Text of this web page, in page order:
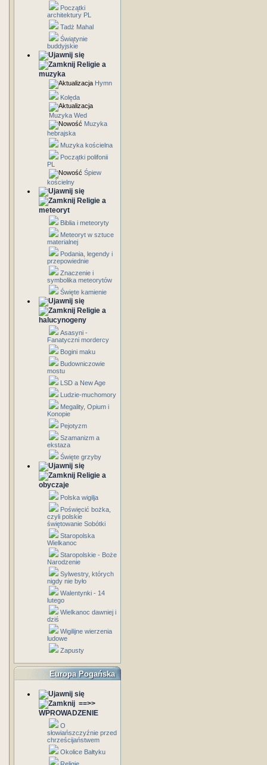
Początki
architektury PL
Tadż Mahal
Świątynie
buddyjskie
Religie a
muzyka
Hymn
Kolęda
Muzyka Wed
Muzyka
hebrajska
Muzyka kościelna
Początki polifonii
PL
Śpiew
kościelny
Religie a
meteoryt
Biblia i meteoryty
Meteoryt w sztuce
materialnej
Podania, legendy i
przepowiednie
Znaczenie i
symbolika meteorytów
Święte kamienie
Religie a
halucynogeny
Asasyni -
Fanatyczni mordercy
Bogini maku
Budowniczowie
mostu
LSD a New Age
Ludzie-muchomory
Megality, Opium i
Konopie
Pejotyzm
Szamanizm a
ekstaza
Święte grzyby
Religie a
obyczaje
Polska wigilja
Poświęcić bożka,
czyli polskie
świętowanie Sobótki
Staropolska
Wielkanoc
Staropolskie - Boże
Narodzenie
Sylwestry, których
nigdy nie było
Walentynki - 14
lutego
Wielkanoc dawniej i
dziś
Wigilijne wierzenia
ludowe
Zapusty
Europa Pogańska
==>>
WPROWADZENIE
O
słowiańszczyźnie przed
chrześcijaństwem
Okolice Bałtyku